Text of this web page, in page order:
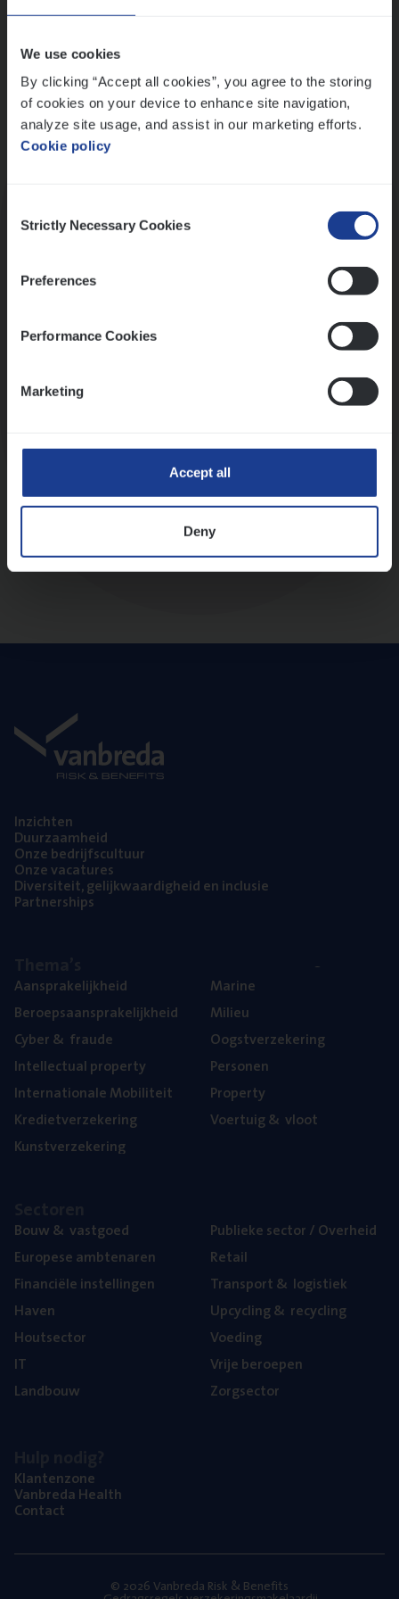
We use cookies
By clicking “Accept all cookies”, you agree to the storing
of cookies on your device to enhance site navigation,
analyze site usage, and assist in our marketing efforts.
Cookie policy
Selection
Strictly Necessary Cookies
Preferences
Performance Cookies
Marketing
Accept all
Deny
Inzich­ten
Duur­zaam­heid
Onze bedrijfs­cul­tuur
Onze vaca­tu­res
Diver­si­teit, gelijk­waar­dig­heid en inclusie
Part­ner­ships
Aan­spra­ke­lijk­heid
Beroeps­aan­spra­ke­lijk­heid
Cyber& fraude
Intel­lec­tu­al property
Inter­na­ti­o­na­le Mobiliteit
Kre­diet­ver­ze­ke­ring
Kunst­ver­ze­ke­ring
Mari­ne
Mili­eu
Oogst­ver­ze­ke­ring
Per­so­nen
Pro­per­ty
Voer­tuig& vloot
Bouw& vastgoed
Euro­pe­se ambtenaren
Finan­ci­ë­le instellingen
Haven
Hout­sec­tor
IT
Land­bouw
Publie­ke sec­tor / Overheid
Retail
Trans­port& logistiek
Upcy­cling& recycling
Voe­ding
Vrije beroe­pen
Zorg­sec­tor
Klan­ten­zo­ne
Van­b­re­da Health
Con­tact
© 2026 Vanbreda Risk & Benefits